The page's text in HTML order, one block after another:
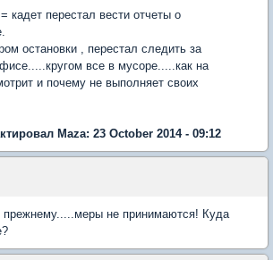
кадет перестал вести отчеты о
остановки , перестал следить за
все в мусоре.....как на
и почему не выполняет своих
Maza: 23 October 2014 - 09:12
прежнему.....меры не принимаются! Куда